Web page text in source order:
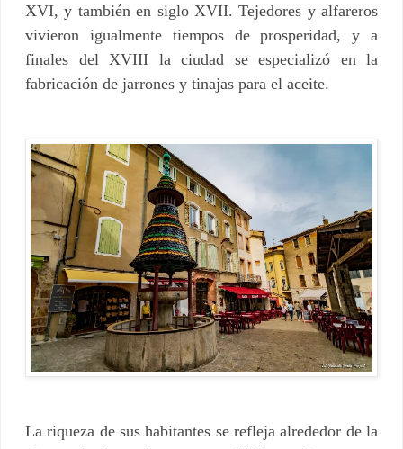
XVI, y también en siglo XVII. Tejedores y alfareros
vivieron igualmente tiempos de prosperidad, y a
finales del XVIII la ciudad se especializó en la
fabricación de jarrones y tinajas para el aceite.
La riqueza de sus habitantes se refleja alrededor de la